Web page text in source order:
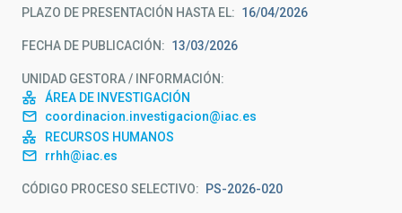
PLAZO DE PRESENTACIÓN HASTA EL 16/04/2026
FECHA DE PUBLICACIÓN 13/03/2026
UNIDAD GESTORA / INFORMACIÓN
ÁREA DE INVESTIGACIÓN
coordinacion.investigacion@iac.es
RECURSOS HUMANOS
rrhh@iac.es
CÓDIGO PROCESO SELECTIVO PS-2026-020